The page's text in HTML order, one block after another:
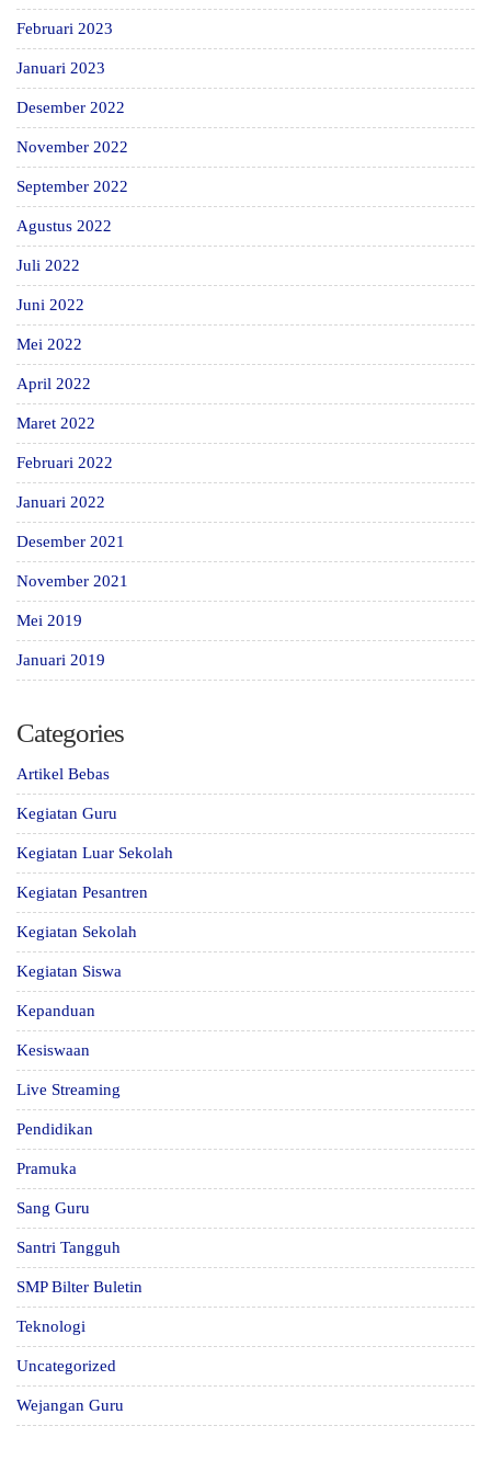
Februari 2023
Januari 2023
Desember 2022
November 2022
September 2022
Agustus 2022
Juli 2022
Juni 2022
Mei 2022
April 2022
Maret 2022
Februari 2022
Januari 2022
Desember 2021
November 2021
Mei 2019
Januari 2019
Categories
Artikel Bebas
Kegiatan Guru
Kegiatan Luar Sekolah
Kegiatan Pesantren
Kegiatan Sekolah
Kegiatan Siswa
Kepanduan
Kesiswaan
Live Streaming
Pendidikan
Pramuka
Sang Guru
Santri Tangguh
SMP Bilter Buletin
Teknologi
Uncategorized
Wejangan Guru